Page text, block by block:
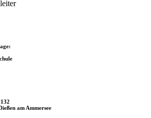
am Ammersee